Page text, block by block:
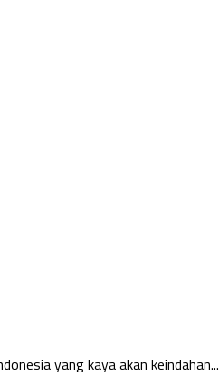
yang kaya akan keindahan...